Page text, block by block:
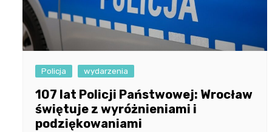
Policja wydarzenia
107 lat Policji Państwowej: Wrocław
świętuje z wyróżnieniami i
podziękowaniami